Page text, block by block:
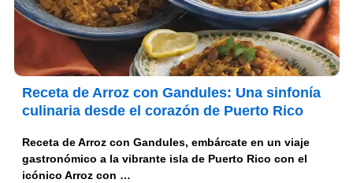
Receta de Arroz con Gandules: Una sinfonía
culinaria desde el corazón de Puerto Rico
Receta de Arroz con Gandules, embárcate en un viaje
gastronómico a la vibrante isla de Puerto Rico con el
icónico Arroz con …